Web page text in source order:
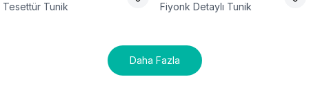
Tesettür Tunik
Fiyonk Detaylı Tunik
Daha Fazla